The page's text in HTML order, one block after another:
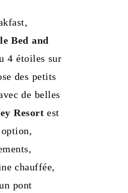
Bed and
4 étoiles sur
des petits
de belles
Resort est
chauffée,
pont